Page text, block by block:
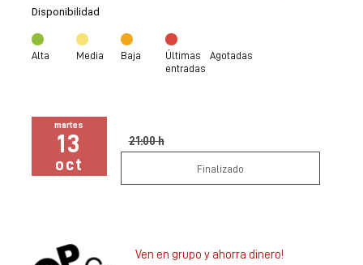
Disponibilidad
Alta Media Baja
Últimas
entradas
Agotadas
martes
13
oct
21:00 h
Finalizado
Ven en grupo y ahorra dinero!